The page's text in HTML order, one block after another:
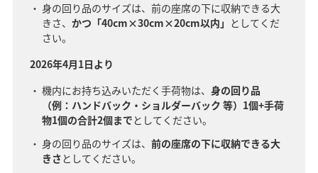
身の回り品のサイズは、前の座席の下に収納できる大
きさ、 かつ「40cm×30cm×20cm以内」 としてくだ
さい。
2026年4月1日より
機内にお持ち込みいただく手荷物は、 身の回り品
（例：ハンドバック・ショルダーバック 等）1個+手荷
物1個の合計2個まで としてください。
身の回り品のサイズは、 前の座席の下に収納できる大
きさ としてください。